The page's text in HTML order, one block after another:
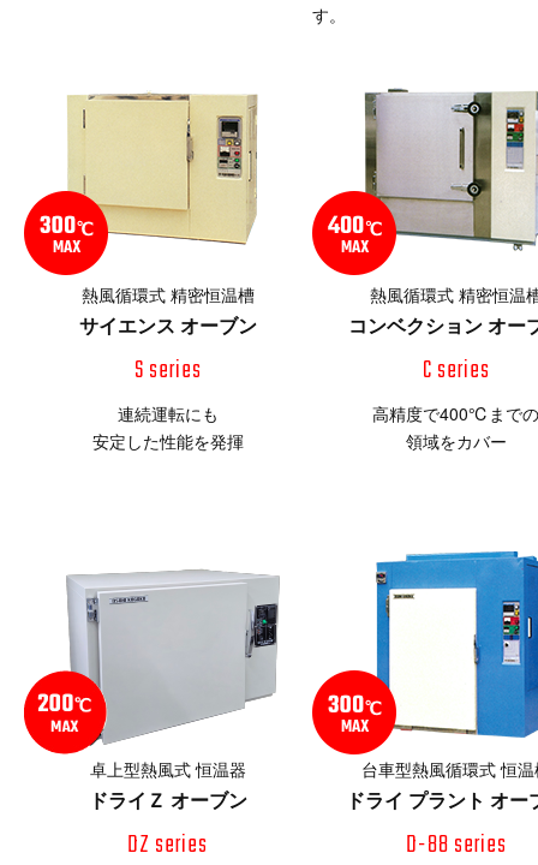
す。
熱風循環式 精密恒温槽
サイエンス オーブン
S series
連続運転にも
安定した性能を発揮
熱風循環式 精密恒温
コンベクション オー
C series
高精度で400℃まで
領域をカバー
卓上型熱風式 恒温器
ドライＺ オーブン
DZ series
台車型熱風循環式 恒
ドライ プラント オー
D-88 series